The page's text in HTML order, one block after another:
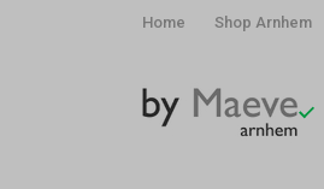
Home Shop Arnhem